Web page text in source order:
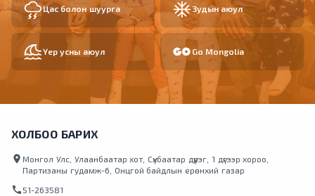
Цас болон шуурга Зудын аюул
Үер усны аюул Go Mongolia
ХОЛБОО БАРИХ
location_on Монгол Улс, Улаанбаатар хот, Сүхбаатар дүүрэг, 1 дүгээр хороо,
Партизаны гудамж-6, Онцгой байдлын ерөнхий газар
call 51-263581